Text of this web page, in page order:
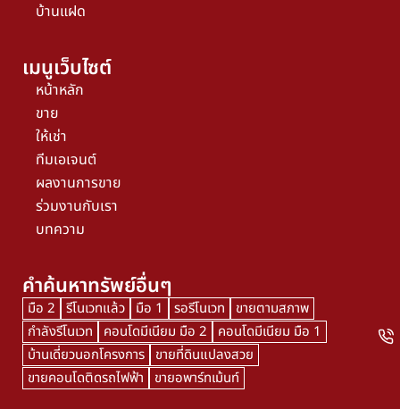
บ้านแฝด
เมนูเว็บไซต์
หน้าหลัก
ขาย
ให้เช่า
ทีมเอเจนต์
ผลงานการขาย
ร่วมงานกับเรา
บทความ
คำค้นหาทรัพย์อื่นๆ
มือ 2 รีโนเวทแล้ว มือ 1 รอรีโนเวท
ขายตามสภาพ
กำลังรีโนเวท
คอนโดมีเนียม มือ 2
คอนโดมีเนียม มือ 1
บ้านเดี่ยวนอกโครงการ ขายที่ดินแปลงสวย
ขายคอนโดติดรถไฟฟ้า
ขายอพาร์ทเม้นท์